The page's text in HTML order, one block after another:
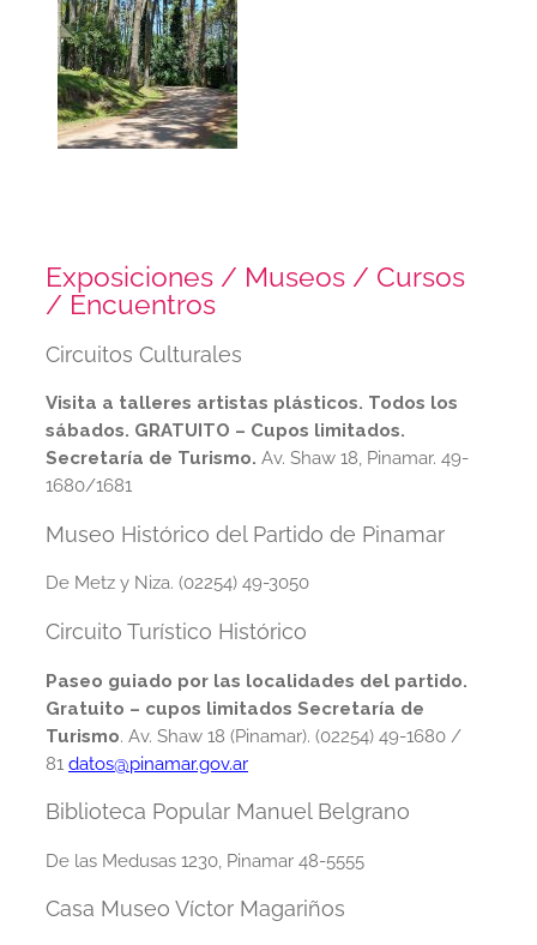
Exposiciones / Museos / Cursos
/ Encuentros
Circuitos Culturales
Visita a talleres artistas plásticos. Todos los
sábados. GRATUITO – Cupos limitados.
Secretaría de Turismo. Av. Shaw 18, Pinamar. 49-
1680/1681
Museo Histórico del Partido de Pinamar
De Metz y Niza. (02254) 49-3050
Circuito Turístico Histórico
Paseo guiado por las localidades del partido.
Gratuito – cupos limitados Secretaría de
Turismo. Av. Shaw 18 (Pinamar). (02254) 49-1680 /
81 datos@pinamar.gov.ar
Biblioteca Popular Manuel Belgrano
De las Medusas 1230, Pinamar 48-5555
Casa Museo Víctor Magariños